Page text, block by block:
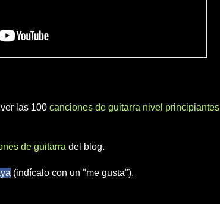
las 100 canciones de guitarra nivel principiantes
de guitarra del blog.
(indícalo con un "me gusta").